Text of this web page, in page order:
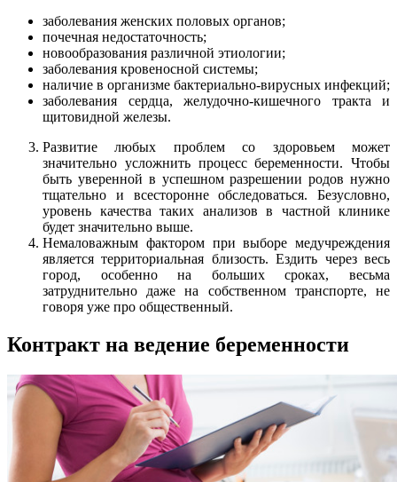
заболевания женских половых органов;
почечная недостаточность;
новообразования различной этиологии;
заболевания кровеносной системы;
наличие в организме бактериально-вирусных инфекций;
заболевания сердца, желудочно-кишечного тракта и
щитовидной железы.
Развитие любых проблем со здоровьем может
значительно усложнить процесс беременности. Чтобы
быть уверенной в успешном разрешении родов нужно
тщательно и всесторонне обследоваться. Безусловно,
уровень качества таких анализов в частной клинике
будет значительно выше.
Немаловажным фактором при выборе медучреждения
является территориальная близость. Ездить через весь
город, особенно на больших сроках, весьма
затруднительно даже на собственном транспорте, не
говоря уже про общественный.
Контракт на ведение беременности